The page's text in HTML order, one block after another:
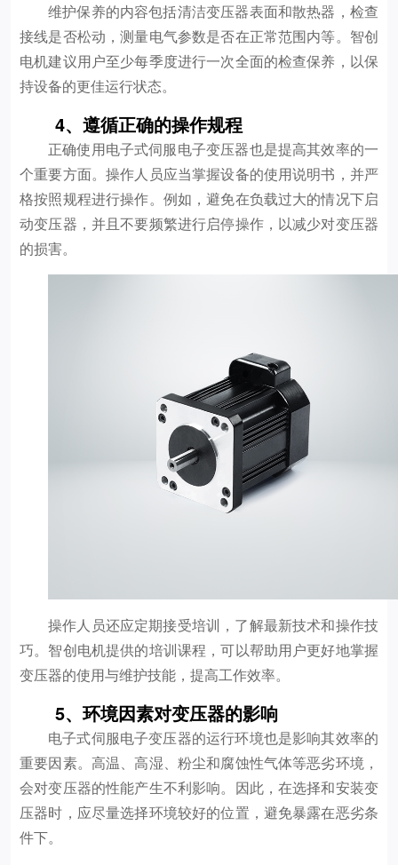
维护保养的内容包括清洁变压器表面和散热器，检查
接线是否松动，测量电气参数是否在正常范围内等。智创
电机建议用户至少每季度进行一次全面的检查保养，以保
持设备的更佳运行状态。
4、遵循正确的操作规程
正确使用电子式伺服电子变压器也是提高其效率的一
个重要方面。操作人员应当掌握设备的使用说明书，并严
格按照规程进行操作。例如，避免在负载过大的情况下启
动变压器，并且不要频繁进行启停操作，以减少对变压器
的损害。
操作人员还应定期接受培训，了解最新技术和操作技
巧。智创电机提供的培训课程，可以帮助用户更好地掌握
变压器的使用与维护技能，提高工作效率。
5、环境因素对变压器的影响
电子式伺服电子变压器的运行环境也是影响其效率的
重要因素。高温、高湿、粉尘和腐蚀性气体等恶劣环境，
会对变压器的性能产生不利影响。因此，在选择和安装变
压器时，应尽量选择环境较好的位置，避免暴露在恶劣条
件下。